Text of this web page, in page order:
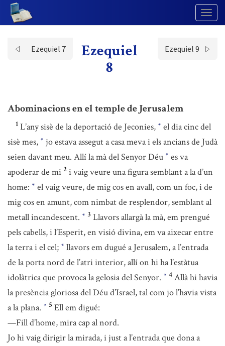
Ezequiel 7
Ezequiel
8
Ezequiel 9
Abominacions en el temple de Jerusalem
1 L’any sisè de la deportació de Jeconies, * el dia cinc del
sisè mes, * jo estava assegut a casa meva i els ancians de Judà
seien davant meu. Allí la mà del Senyor Déu * es va
apoderar de mi 2 i vaig veure una figura semblant a la d’un
home: * el vaig veure, de mig cos en avall, com un foc, i de
mig cos en amunt, com nimbat de resplendor, semblant al
metall incandescent. * 3 Llavors allargà la mà, em prengué
pels cabells, i l’Esperit, en visió divina, em va aixecar entre
la terra i el cel; * llavors em dugué a Jerusalem, a l’entrada
de la porta nord de l’atri interior, allí on hi ha l’estàtua
idolàtrica que provoca la gelosia del Senyor. * 4 Allà hi havia
la presència gloriosa del Déu d’Israel, tal com jo l’havia vista
a la plana. * 5 Ell em digué:
—Fill d’home, mira cap al nord.
Jo hi vaig dirigir la mirada, i just a l’entrada que dona a